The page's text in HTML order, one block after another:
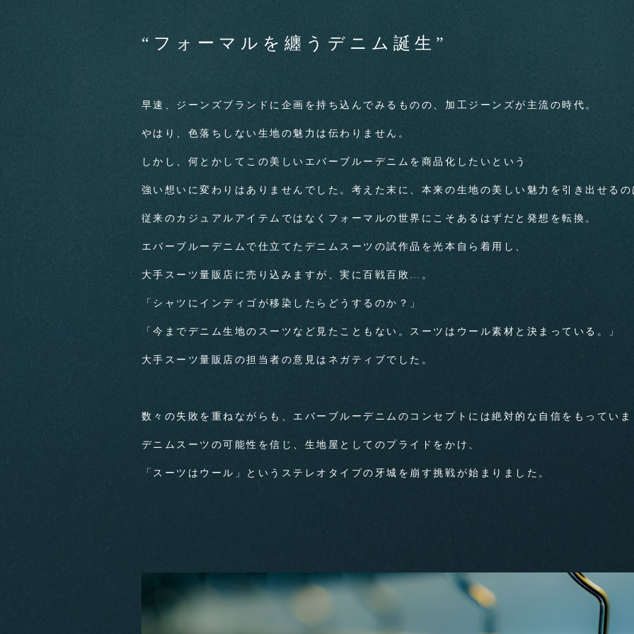
“フォーマルを纏うデニム誕生”
早速、ジーンズブランドに企画を持ち込んでみるものの、加工ジーンズが主流の時代。
やはり、色落ちしない生地の魅力は伝わりません。
しかし、何とかしてこの美しいエバーブルーデニムを商品化したいという
強い想いに変わりはありませんでした。考えた末に、本来の生地の美しい魅力を引き出せる
従来のカジュアルアイテムではなくフォーマルの世界にこそあるはずだと発想を転換。
エバーブルーデニムで仕立てたデニムスーツの試作品を光本自ら着用し、
大手スーツ量販店に売り込みますが、実に百戦百敗…。
「シャツにインディゴが移染したらどうするのか？」
「今までデニム生地のスーツなど見たこともない。スーツはウール素材と決まっている。」
大手スーツ量販店の担当者の意見は ネガティブでした。
数々の失敗を重ねながらも、エバーブルーデニムのコンセプトには絶対的な自信をもってい
デニムスーツの可能性を信じ、生地屋としてのプライドをかけ、
「スーツはウール」というステレオタイプの牙城を崩す挑戦が始まりました。